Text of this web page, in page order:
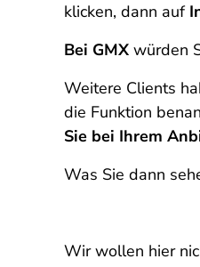
klicken, dann auf
Bei GMX würden
Weitere Clients
die Funktion
Sie bei Ihrem
Was Sie dann
Wir wollen hier